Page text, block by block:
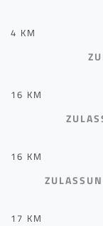
4 KM
16 KM
16 KM
17 KM